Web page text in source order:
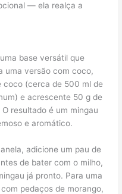
— ela realça a
base versátil que
uma versão com coco,
coco (cerca de 500 ml de
e acrescente 50 g de
resultado é um mingau
e aromático.
adicione um pau de
de bater com o milho,
já pronto. Para uma
pedaços de morango,